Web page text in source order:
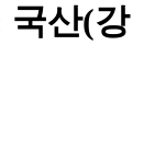
국산(강